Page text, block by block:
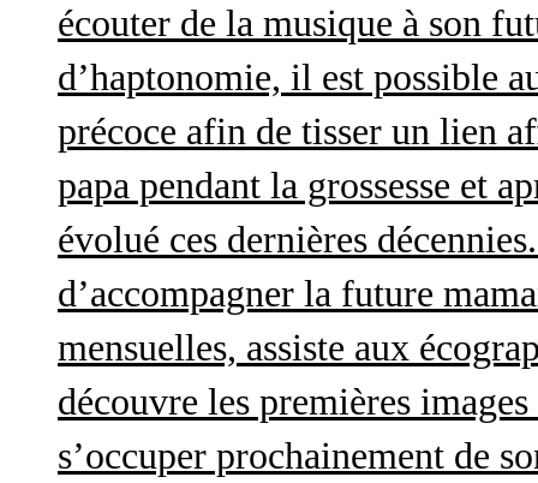
écouter de la musique à son
d’haptonomie, il est possible
précoce afin de tisser un lien
papa pendant la grossesse et
évolué ces dernières
d’accompagner la future
mensuelles, assiste aux
découvre les premières
s’occuper prochainement de